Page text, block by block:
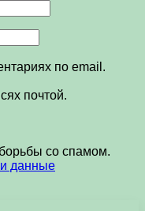
по email.
почтой.
со спамом.
данные